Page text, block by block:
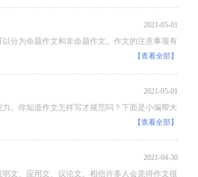
2021-05-01
分为命题作文和非命题作文。作文的注意事项有
【查看全部】
2021-05-01
。你知道作文怎样写才规范吗？下面是小编帮大
【查看全部】
2021-04-30
文、应用文、议论文。相信许多人会觉得作文很